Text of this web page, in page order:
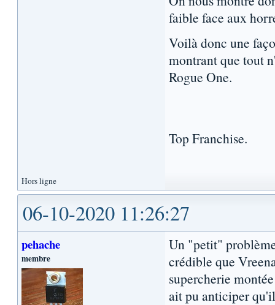
faible face aux
Voilà donc une
montrant que tout
Rogue One.
Top Franchise.
Hors ligne
06-10-2020 11:26:27
pehache
membre
Un "petit"
crédible que
supercherie
ait pu anticiper